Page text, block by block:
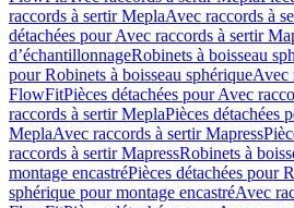
raccords à sertir MeplaAvec raccords à
détachées pour Avec raccords à sertir
d’échantillonnageRobinets à boisseau
pour Robinets à boisseau sphériqueAvec
FlowFitPièces détachées pour Avec
raccords à sertir MeplaPièces détachées
MeplaAvec raccords à sertir Mapress
raccords à sertir MapressRobinets à
montage encastréPièces détachées pour
sphérique pour montage encastréAvec